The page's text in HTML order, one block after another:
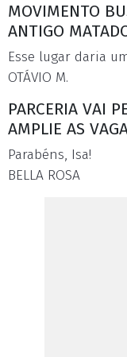
MOVIMENTO
ANTIGO
Esse lugar daria
OTÁVIO M.
PARCERIA VAI
AMPLIE AS
Parabéns, Isa!
BELLA ROSA